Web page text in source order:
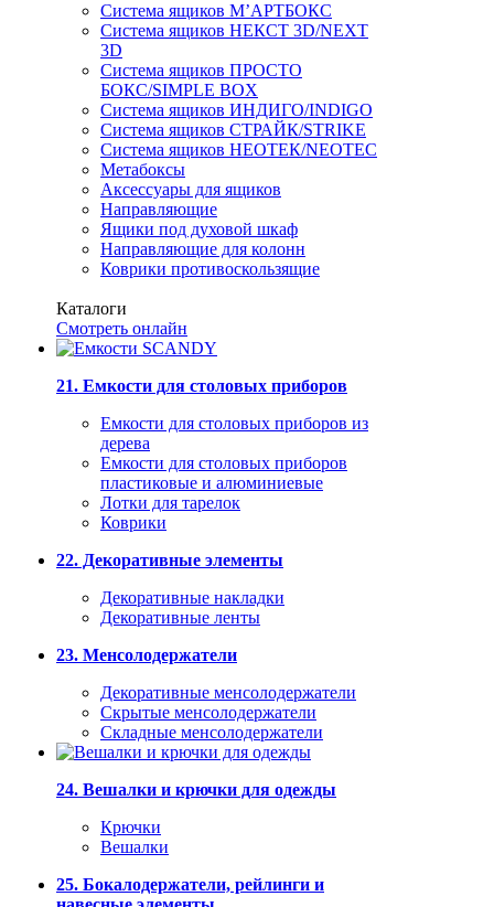
Система ящиков М’АРТБОКС
Система ящиков НЕКСТ 3D/NEXT
3D
Система ящиков ПРОСТО
БОКС/SIMPLE BOX
Система ящиков ИНДИГО/INDIGO
Система ящиков СТРАЙК/STRIKE
Система ящиков НЕОТЕК/NEOTEC
Метабоксы
Аксессуары для ящиков
Направляющие
Ящики под духовой шкаф
Направляющие для колонн
Коврики противоскользящие
Каталоги
Смотреть онлайн
21. Емкости для столовых приборов
Емкости для столовых приборов из
дерева
Емкости для столовых приборов
пластиковые и алюминиевые
Лотки для тарелок
Коврики
22. Декоративные элементы
Декоративные накладки
Декоративные ленты
23. Менсолодержатели
Декоративные менсолодержатели
Скрытые менсолодержатели
Складные менсолодержатели
24. Вешалки и крючки для одежды
Крючки
Вешалки
25. Бокалодержатели, рейлинги и